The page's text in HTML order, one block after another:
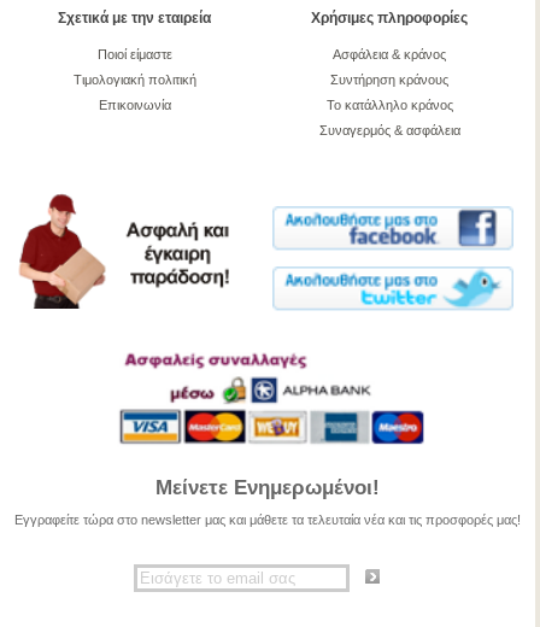
Σχετικά με την εταιρεία
Ποιοί είμαστε
Τιμολογιακή πολιτική
Επικοινωνία
Χρήσιμες πληροφορίες
Ασφάλεια & κράνος
Συντήρηση κράνους
Το κατάλληλο κράνος
Συναγερμός & ασφάλεια
Μείνετε Ενημερωμένοι!
Εγγραφείτε τώρα στο newsletter μας και μάθετε τα τελευταία νέα και τις προσφορές μας!